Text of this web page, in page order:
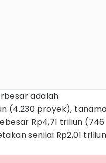
adalah
(4.230 proyek),
Rp4,71 triliun (746
senilai Rp2,01